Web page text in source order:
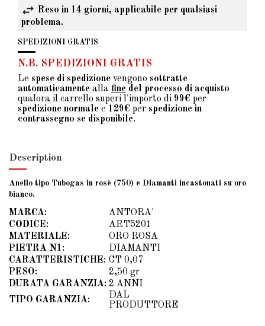
Reso in 14 giorni, applicabile per qualsiasi
problema.
SPEDIZIONI GRATIS
N.B. SPEDIZIONI GRATIS
Le spese di spedizione vengono sottratte
automaticamente alla fine del processo di acquisto
qualora il carrello superi l'importo di 99€ per
spedizione normale e 129€ per spedizione in
contrassegno se disponibile.
Description
Anello tipo Tubogas in rosè (750) e Diamanti incastonati su oro
bianco.
MARCA:
ANTORA'
CODICE:
ART5201
MATERIALE:
ORO ROSA
PIETRA N1:
DIAMANTI
CARATTERISTICHE: CT 0,07
PESO:
2,50 gr
DURATA GARANZIA: 2 ANNI
TIPO GARANZIA:
DAL
PRODUTTORE